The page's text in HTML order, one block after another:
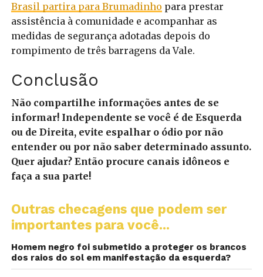
Brasil partira para Brumadinho para prestar
assistência à comunidade e acompanhar as
medidas de segurança adotadas depois do
rompimento de três barragens da Vale.
Conclusão
Não compartilhe informações antes de se
informar! Independente se você é de Esquerda
ou de Direita, evite espalhar o ódio por não
entender ou por não saber determinado assunto.
Quer ajudar? Então procure canais idôneos e
faça a sua parte!
Outras checagens que podem ser
importantes para você...
Homem negro foi submetido a proteger os brancos
dos raios do sol em manifestação da esquerda?